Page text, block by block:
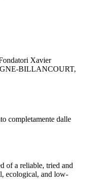
Xavier
BILLANCOURT,
completamente dalle
of a reliable, tried and
ecological, and low-